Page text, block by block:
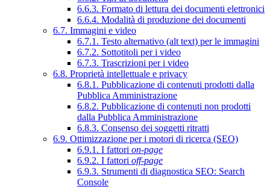
6.6.3. Formato di lettura dei documenti elettronici
6.6.4. Modalità di produzione dei documenti
6.7. Immagini e video
6.7.1. Testo alternativo (alt text) per le immagini
6.7.2. Sottotitoli per i video
6.7.3. Trascrizioni per i video
6.8. Proprietà intellettuale e privacy
6.8.1. Pubblicazione di contenuti prodotti dalla
Pubblica Amministrazione
6.8.2. Pubblicazione di contenuti non prodotti
dalla Pubblica Amministrazione
6.8.3. Consenso dei soggetti ritratti
6.9. Ottimizzazione per i motori di ricerca (SEO)
6.9.1. I fattori on-page
6.9.2. I fattori off-page
6.9.3. Strumenti di diagnostica SEO: Search
Console